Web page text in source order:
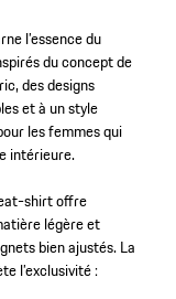
l’essence du
du concept de
des designs
et à un style
les femmes qui
intérieure.
shirt offre
légère et
bien ajustés. La
l’exclusivité :